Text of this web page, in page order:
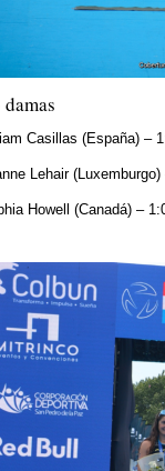
Casillas (España) –
Lehair
Howell (Canadá) –